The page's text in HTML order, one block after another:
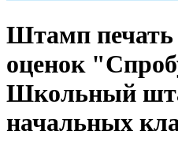
Штамп печать
оценок
Школьный
начальных